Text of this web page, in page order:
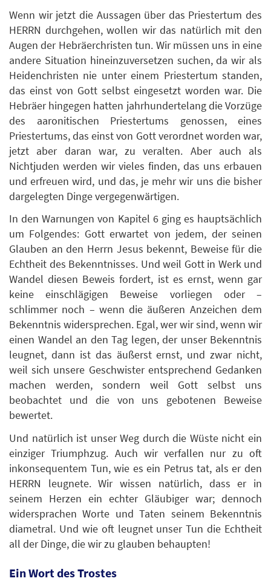
Wenn wir jetzt die Aussagen über das Priestertum des
HERRN durchgehen, wollen wir das natürlich mit den
Augen der Hebräerchristen tun. Wir müssen uns in eine
andere Situation hineinzuversetzen suchen, da wir als
Heidenchristen nie unter einem Priestertum standen,
das einst von Gott selbst eingesetzt worden war. Die
Hebräer hingegen hatten jahrhundertelang die Vorzüge
des aaronitischen Priestertums genossen, eines
Priestertums, das einst von Gott verordnet worden war,
jetzt aber daran war, zu veralten. Aber auch als
Nichtjuden werden wir vieles finden, das uns erbauen
und erfreuen wird, und das, je mehr wir uns die bisher
dargelegten Dinge vergegenwärtigen.
In den Warnungen von Kapitel 6 ging es hauptsächlich
um Folgendes: Gott erwartet von jedem, der seinen
Glauben an den Herrn Jesus bekennt, Beweise für die
Echtheit des Bekenntnisses. Und weil Gott in Werk und
Wandel diesen Beweis fordert, ist es ernst, wenn gar
keine einschlägigen Beweise vorliegen oder –
schlimmer noch – wenn die äußeren Anzeichen dem
Bekenntnis widersprechen. Egal, wer wir sind, wenn wir
einen Wandel an den Tag legen, der unser Bekenntnis
leugnet, dann ist das äußerst ernst, und zwar nicht,
weil sich unsere Geschwister entsprechend Gedanken
machen werden, sondern weil Gott selbst uns
beobachtet und die von uns gebotenen Beweise
bewertet.
Und natürlich ist unser Weg durch die Wüste nicht ein
einziger Triumphzug. Auch wir verfallen nur zu oft
inkonsequentem Tun, wie es ein Petrus tat, als er den
HERRN leugnete. Wir wissen natürlich, dass er in
seinem Herzen ein echter Gläubiger war; dennoch
widersprachen Worte und Taten seinem Bekenntnis
diametral. Und wie oft leugnet unser Tun die Echtheit
all der Dinge, die wir zu glauben behaupten!
Ein Wort des Trostes